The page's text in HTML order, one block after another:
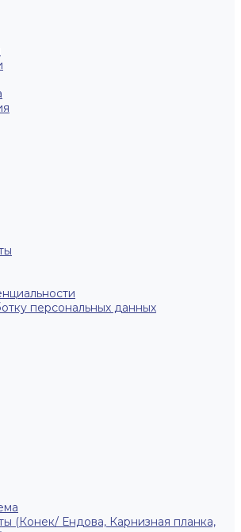
персональных данных
(Конек/ Ендова, Карнизная планка,